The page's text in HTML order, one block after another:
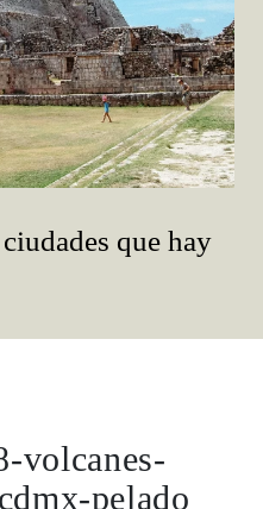
que hay
volcanes-
pelado